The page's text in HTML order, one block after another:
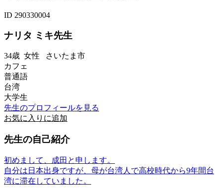
ID 290330004
ナリタ ミキ先生
34歳 女性 さいたま市
カフェ
普通語
台湾
大学生
先生のプロフィールを見る
お気に入りに追加
先生の自己紹介
初めまして、成田と申します。
自分は日本出身ですが、母が台湾人で高校時代から9年間台
湾に滞在していました。